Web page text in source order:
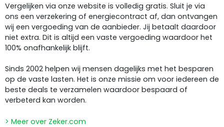
Vergelijken via onze website is volledig gratis. Sluit je via
ons een verzekering of energiecontract af, dan ontvangen
wij een vergoeding van de aanbieder. Jij betaalt daardoor
niet extra. Dit is altijd een vaste vergoeding waardoor het
100% onafhankelijk blijft.
Sinds 2002 helpen wij mensen dagelijks met het besparen
op de vaste lasten. Het is onze missie om voor iedereen de
beste deals te verzamelen waardoor bespaard of
verbeterd kan worden.
> Meer over Zeker.com